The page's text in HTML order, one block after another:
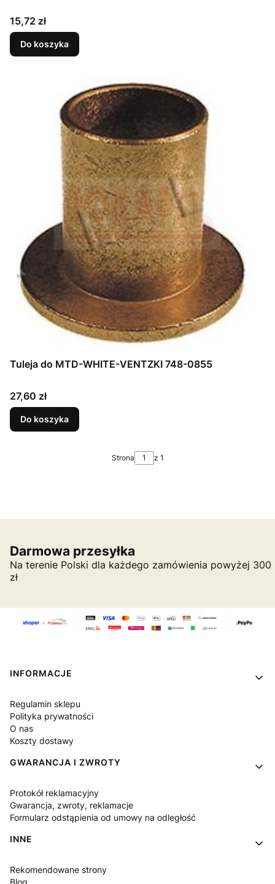
Cena
15,72 zł
Do koszyka
Tuleja do MTD-WHITE-VENTZKI 748-0855
Cena
27,60 zł
Do koszyka
Strona z 1
Darmowa przesyłka
Na terenie Polski dla każdego zamówienia powyżej 300
zł
Linki w stopce
INFORMACJE
Regulamin sklepu
Polityka prywatności
O nas
Koszty dostawy
GWARANCJA I ZWROTY
Protokół reklamacyjny
Gwarancja, zwroty, reklamacje
Formularz odstąpienia od umowy na odległość
INNE
Rekomendowane strony
Blog